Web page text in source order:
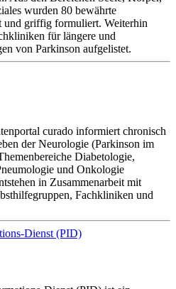
wurden 80 bewährte
und griffig formuliert. Weiterhin
für längere und
von Parkinson aufgelistet.
curado informiert chronisch
der Neurologie (Parkinson im
Diabetologie,
und Onkologie
in Zusammenarbeit mit
Fachkliniken und
Dienst (PID)